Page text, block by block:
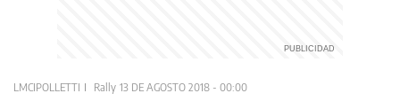
LMCIPOLLETTI Rally 13 DE AGOSTO 2018 - 00:00